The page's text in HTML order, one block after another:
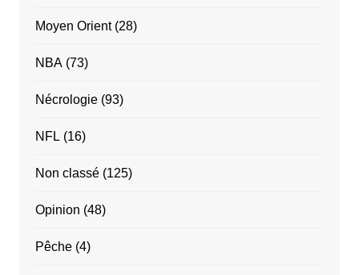
Moyen Orient(28)
NBA(73)
Nécrologie(93)
NFL (16)
Non classé(125)
Opinion (48)
Pêche(4)